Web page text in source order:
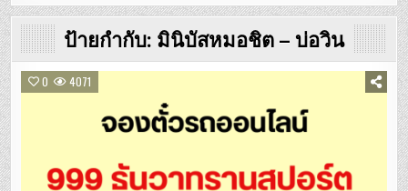
ป้ายกำกับ: มินิบัสหมอชิต – บ่อวิน
0 4071